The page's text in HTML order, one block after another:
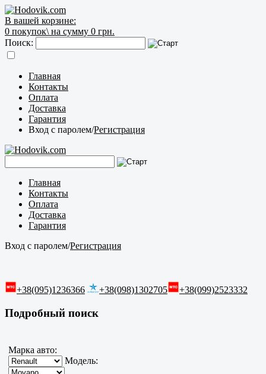
В вашей корзине:
0 покупок\ на сумму 0 грн.
Поиск:
Главная
Контакты
Оплата
Доставка
Гарантия
Вход с паролем/Регистрация
Главная
Контакты
Оплата
Доставка
Гарантия
Вход с паролем/Регистрация
+38(095)1236366 +38(098)1302705 +38(099)2523332
Подробный поиск
Марка авто:
Модель: